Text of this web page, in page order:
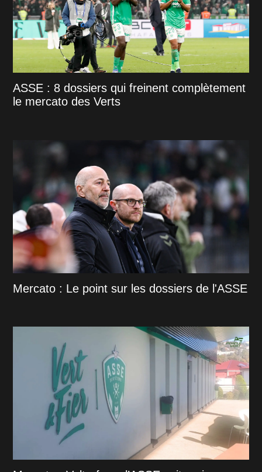
ASSE : 8 dossiers qui freinent complètement
le mercato des Verts
Mercato : Le point sur les dossiers de l'ASSE